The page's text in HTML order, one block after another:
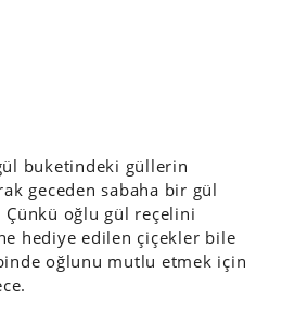
buketindeki güllerin
geceden sabaha bir gül
oğlu gül reçelini
hediye edilen çiçekler bile
oğlunu mutlu etmek için